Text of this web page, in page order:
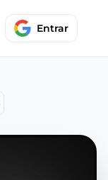
Entrar